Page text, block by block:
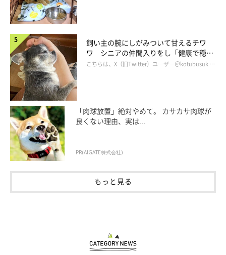
ただ、マロたんが走るのは帰り道だけ。お散歩が苦手なので行き
はトボトボ歩いて、何度も立ち止まったり後ろを振り向いたり。
その度に「もう少しだけ頑張ろう」と励ましています。
飼い主の腕にしがみついて甘えるチワ
ワ シニアの仲間入りをし「健康で穏や
かな暮らしが続いてほしい」と願う
こちらは、X（旧Twitter）ユーザー＠kotubusuk …
「肉球放置」絶対やめて。 カサカサ肉球が
良くない理由、実は...
PR(AIGATE株式会社)
もっと見る